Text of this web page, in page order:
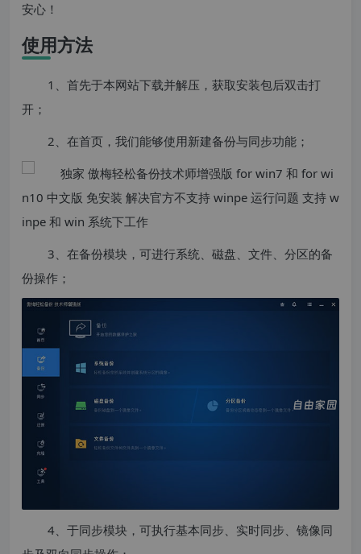
安心！
使用方法
1、首先于本网站下载并解压，获取安装包后双击打
开；
2、在首页，我们能够使用新建备份与同步功能；
3、在备份模块，可进行系统、磁盘、文件、分区的备
份操作；
4、于同步模块，可执行基本同步、实时同步、镜像同